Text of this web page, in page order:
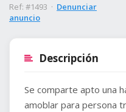
Ref: #1493 · Denunciar
anuncio
Descripción
Se comparte apto una
amoblar para persona